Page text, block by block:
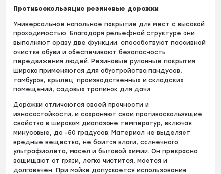
Противоскользящие резиновые дорожки
Универсальное напольное покрытие для мест с высокой
проходимостью. Благодаря рельефной структуре они
выполняют сразу две функции: способствуют пассивной
очистке обуви и обеспечивают безопасность
передвижения людей. Резиновые рулонные покрытия
широко применяются для обустройства пандусов,
тамбуров, крылец, производственных и складских
помещений, садовых тропинок для дачи.
Дорожки отличаются своей прочности и
износостойкости, и сохраняют свои противоскользящие
свойства в широком диапазоне температур, включая
минусовые, до -50 градусов. Материал не выделяет
вредные вещества, не боится влаги, солнечного
ультрафиолета, масел и бытовой химии. Он прекрасно
защищают от грязи, легко чистится, моется и
долговечен. При мойке допускается использование